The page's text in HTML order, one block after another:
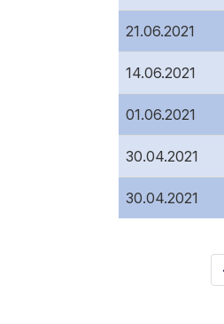
21.06.2021
14.06.2021
01.06.2021
30.04.2021
30.04.2021